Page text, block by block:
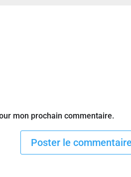
mon prochain commentaire.